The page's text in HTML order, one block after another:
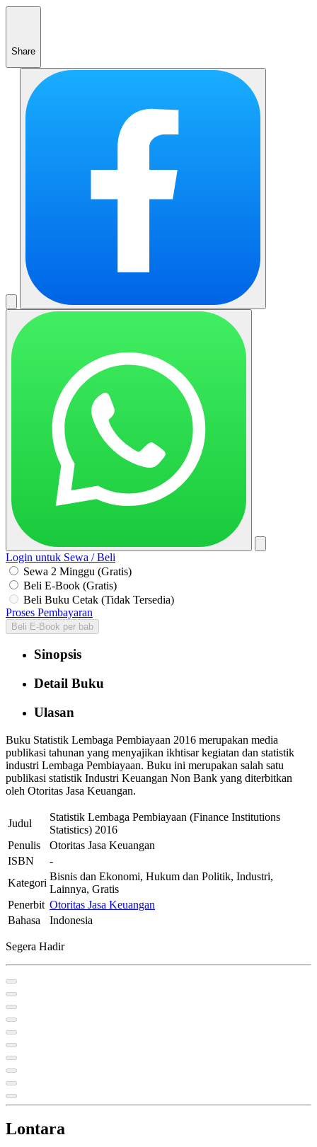
Share
Login untuk Sewa / Beli
Sewa 2 Minggu (Gratis)
Beli E-Book (Gratis)
Beli Buku Cetak (Tidak Tersedia)
Proses Pembayaran
Beli E-Book per bab
Sinopsis
Detail Buku
Ulasan
Buku Statistik Lembaga Pembiayaan 2016 merupakan media
publikasi tahunan yang menyajikan ikhtisar kegiatan dan statistik
industri Lembaga Pembiayaan. Buku ini merupakan salah satu
publikasi statistik Industri Keuangan Non Bank yang diterbitkan
oleh Otoritas Jasa Keuangan.
Judul
Statistik Lembaga Pembiayaan (Finance Institutions
Statistics) 2016
Penulis
Otoritas Jasa Keuangan
ISBN
-
Kategori
Bisnis dan Ekonomi, Hukum dan Politik, Industri,
Lainnya, Gratis
Penerbit Otoritas Jasa Keuangan
Bahasa
Indonesia
Segera Hadir
Lontara